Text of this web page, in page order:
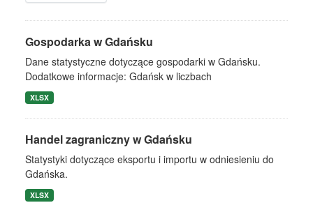
Gospodarka w Gdańsku
Dane statystyczne dotyczące gospodarki w Gdańsku.
Dodatkowe informacje: Gdańsk w liczbach
XLSX
Handel zagraniczny w Gdańsku
Statystyki dotyczące eksportu i importu w odniesieniu do
Gdańska.
XLSX